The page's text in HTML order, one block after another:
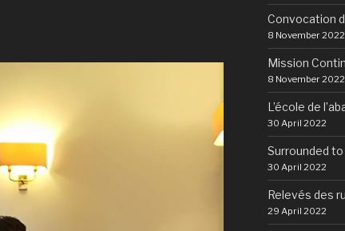
Convocation
8 November 2022
Mission
8 November 2022
L’école de
30 April 2022
Surrounded
30 April 2022
Relevés des
29 April 2022